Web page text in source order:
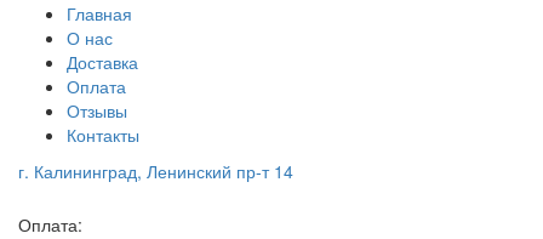
Главная
О нас
Доставка
Оплата
Отзывы
Контакты
г. Калининград, Ленинский пр-т 14
Оплата: